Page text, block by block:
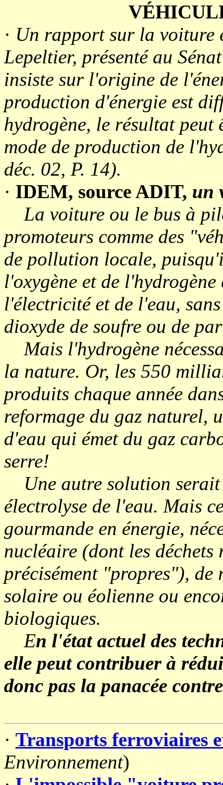
· Un rapport sur la voiture
Lepeltier, présenté au
insiste sur l'origine de
production d'énergie est
hydrogène, le résultat peut
mode de production de
déc. 02, P. 14).
· IDEM, source ADIT, un
La voiture ou le bus à
promoteurs comme des
de pollution locale,
l'oxygène et de
l'électricité et de l'eau,
dioxyde de soufre ou de
Mais l'hydrogène
la nature. Or, les 550
produits chaque année
reformage du gaz naturel,
d'eau qui émet du gaz
serre!
Une autre solution
électrolyse de l'eau. Mais
gourmande en énergie,
nucléaire (dont les
précisément "propres"), de
solaire ou éolienne ou
biologiques.
En l'état actuel des
elle peut contribuer à
donc pas la panacée
· Transports ferroviaires
Environnement)